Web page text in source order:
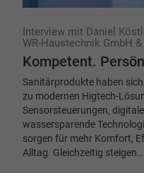
Interview mit Daniel
WR-Haustechnik GmbH &
Kompetent.
Sanitärprodukte haben
zu modernen Higtech-
Sensorsteuerungen,
wassersparende
sorgen für mehr Komfort,
Alltag. Gleichzeitig steigen…